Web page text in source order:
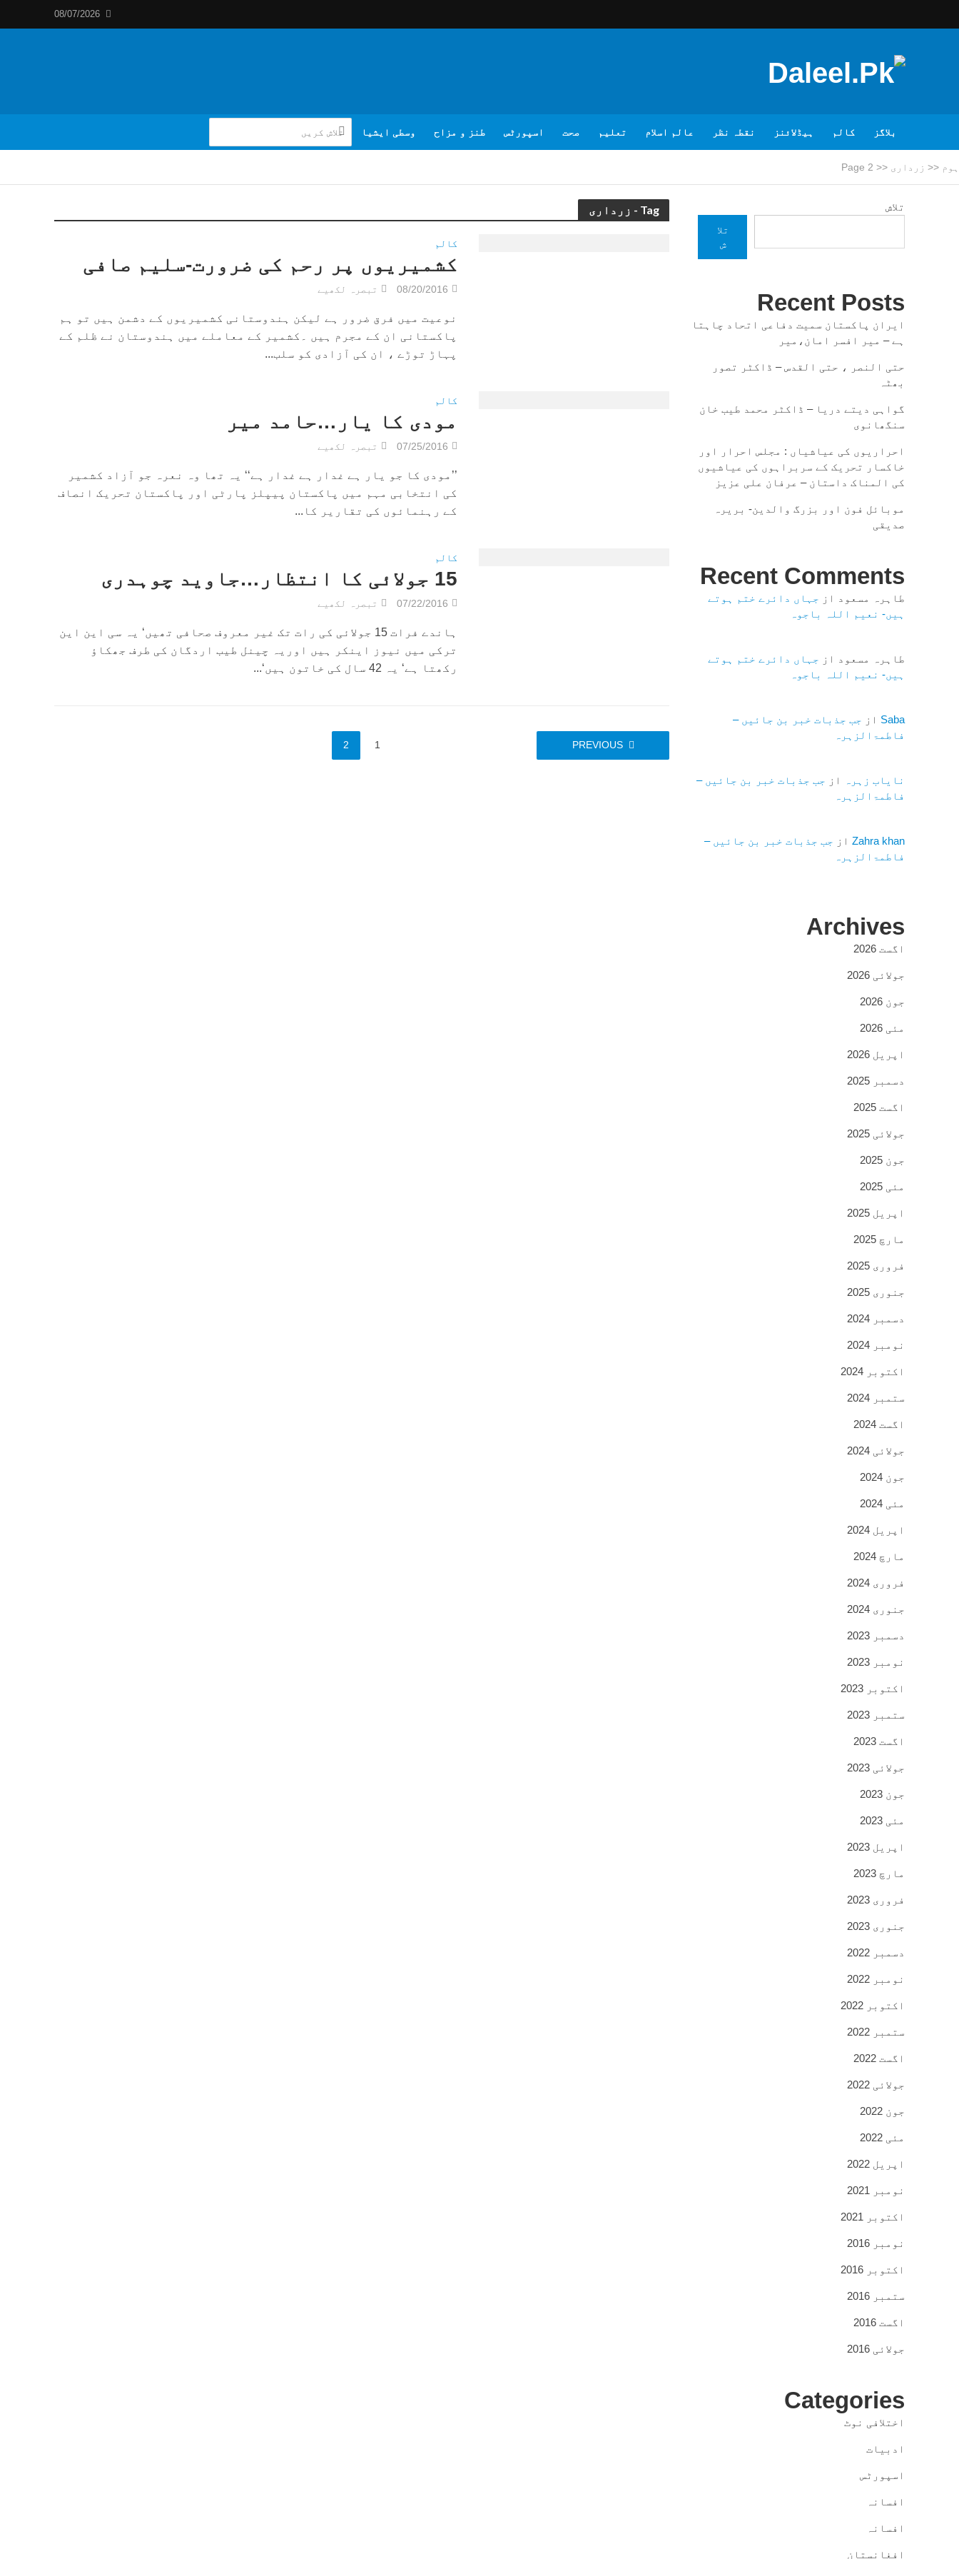
08/07/2026
بلاگز کالم ہیڈلائنز نقطہ نظر عالم اسلام تعلیم صحت اسپورٹس طنز و مزاح وسطی ایشیا
ہوم << زرداری <<
Page 2
Tag - زرداری
کالم
کشمیریوں پر رحم کی ضرورت-سلیم صافی
08/20/2016 تبصرہ لکھیے
نوعیت میں فرق ضرور ہے لیکن ہندوستانی کشمیریوں کے دشمن ہیں تو ہم
پاکستانی ان کے مجرم ہیں ۔کشمیر کے معاملے میں ہندوستان نے ظلم کے
پہاڑ توڑے ، ان کی آزادی کو سلب...
کالم
مودی کا یار…حامد میر
07/25/2016 تبصرہ لکھیے
’’مودی کا جو یار ہے غدار ہے غدار ہے‘‘ یہ تھا وہ نعرہ جو آزاد کشمیر
کی انتخابی مہم میں پاکستان پیپلز پارٹی اور پاکستان تحریک انصاف
کے رہنمائوں کی تقاریر کا...
کالم
15 جولائی کا انتظار…جاوید چوہدری
07/22/2016 تبصرہ لکھیے
ہاندے فرات 15 جولائی کی رات تک غیر معروف صحافی تھیں‘ یہ سی این این
ترکی میں نیوز اینکر ہیں اوریہ چینل طیب اردگان کی طرف جھکاؤ
رکھتا ہے‘ یہ 42 سال کی خاتون ہیں‘...
PREVIOUS
1
2
تلاش
تلا
ش
Recent Posts
ایران پاکستان سمیت دفاعی اتحاد چاہتا
ہے – میر افسر امان،میر
حتی النصر ، حتی القدس – ڈاکٹر تصور
بھٹہ
گواہی دیتے دریا – ڈاکٹر محمد طیب خان
سنگھانوی
احراریوں کی عیاشیاں : مجلس احرار اور
خاکسار تحریک کے سربراہوں کی عیاشیوں
کی المناک داستان – عرفان علی عزیز
موبائل فون اور بزرگ والدین- بریرہ
صدیقی
Recent Comments
طاہرہ مسعود از جہاں دائرے ختم ہوتے
ہیں- نعیم اللہ باجوہ
طاہرہ مسعود از جہاں دائرے ختم ہوتے
ہیں- نعیم اللہ باجوہ
Saba از جب جذبات خبر بن جائیں –
فاطمۃالزہرہ
نایاب زہرہ از جب جذبات خبر بن جائیں –
فاطمۃالزہرہ
Zahra khanاز جب جذبات خبر بن جائیں –
فاطمۃالزہرہ
Archives
اگست 2026
جولائی 2026
جون 2026
مئی 2026
اپریل 2026
دسمبر 2025
اگست 2025
جولائی 2025
جون 2025
مئی 2025
اپریل 2025
مارچ 2025
فروری 2025
جنوری 2025
دسمبر 2024
نومبر 2024
اکتوبر 2024
ستمبر 2024
اگست 2024
جولائی 2024
جون 2024
مئی 2024
اپریل 2024
مارچ 2024
فروری 2024
جنوری 2024
دسمبر 2023
نومبر 2023
اکتوبر 2023
ستمبر 2023
اگست 2023
جولائی 2023
جون 2023
مئی 2023
اپریل 2023
مارچ 2023
فروری 2023
جنوری 2023
دسمبر 2022
نومبر 2022
اکتوبر 2022
ستمبر 2022
اگست 2022
جولائی 2022
جون 2022
مئی 2022
اپریل 2022
نومبر 2021
اکتوبر 2021
نومبر 2016
اکتوبر 2016
ستمبر 2016
اگست 2016
جولائی 2016
Categories
اختلافی نوٹ
ادبیات
اسپورٹس
افسانہ
افسانہ
افغانستان